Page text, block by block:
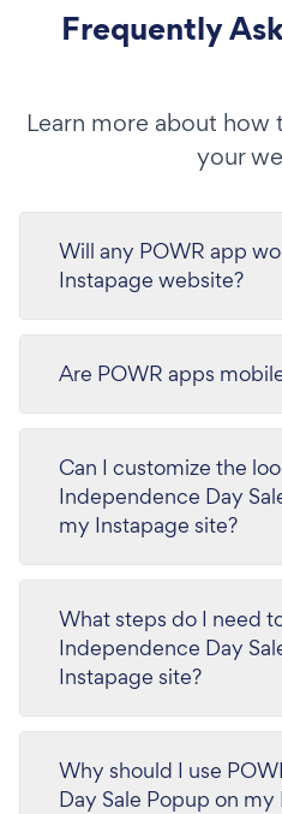
Frequently
Learn more about how
your
Will any POWR app
Instapage website?
Are POWR apps
Can I customize the
Independence Day
my Instapage site?
What steps do I need
Independence Day
Instapage site?
Why should I use
Day Sale Popup on